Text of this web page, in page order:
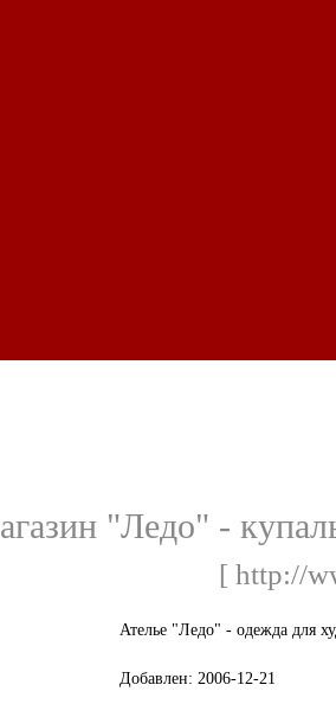
"Ледо" -
[ http://
Ателье "Ледо" - одежда для
Добавлен: 2006-12-21